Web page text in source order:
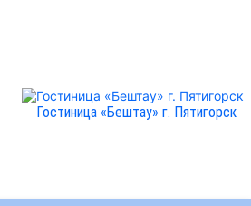
Гостиница «Бештау» г. Пятигорск